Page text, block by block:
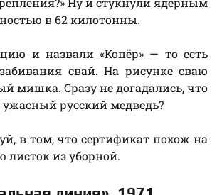
в 62 килотонны.
и назвали «Копёр» — то есть
свай. На рисунке сваю
мишка. Сразу не догадались, что
русский медведь?
в том, что сертификат похож на
из уборной.